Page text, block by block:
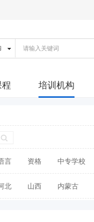
培训机构
言 资格 中专学校
北 山西 内蒙古